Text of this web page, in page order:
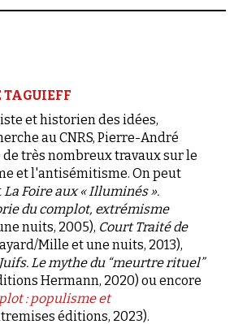
TAGUIEFF
et historien des idées,
au CNRS, Pierre-André
très nombreux travaux sur le
et l'antisémitisme. On peut
La Foire aux « Illuminés ».
du complot, extrémisme
nuits, 2005), Court Traité de
Mille et une nuits, 2013),
Le mythe du “meurtre rituel”
Hermann, 2020) ou encore
: populisme et
éditions, 2023).